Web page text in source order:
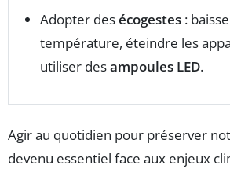
Adopter desécogestes :
température, éteindre les
utiliser desampoules LED.
Agir au quotidien pour préserver
devenu essentiel face aux enjeux